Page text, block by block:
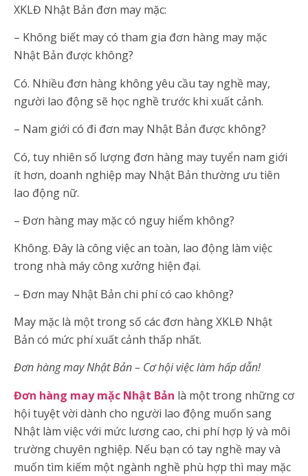
XKLĐ Nhật Bản đơn may mặc:
– Không biết may có tham gia đơn hàng may mặc
Nhật Bản được không?
Có. Nhiều đơn hàng không yêu cầu tay nghề may,
người lao động sẽ học nghề trước khi xuất cảnh.
– Nam giới có đi đơn may Nhật Bản được không?
Có, tuy nhiên số lượng đơn hàng may tuyển nam giới
ít hơn, doanh nghiệp may Nhật Bản thường ưu tiên
lao động nữ.
– Đơn hàng may mặc có nguy hiểm không?
Không. Đây là công việc an toàn, lao động làm việc
trong nhà máy công xưởng hiện đại.
– Đơn may Nhật Bản chi phí có cao không?
May mặc là một trong số các đơn hàng XKLĐ Nhật
Bản có mức phí xuất cảnh thấp nhất.
Đơn hàng may Nhật Bản – Cơ hội việc làm hấp dẫn!
Đơn hàng may mặc Nhật Bản là một trong những cơ
hội tuyệt vời dành cho người lao động muốn sang
Nhật làm việc với mức lương cao, chi phí hợp lý và môi
trường chuyên nghiệp. Nếu bạn có tay nghề may và
muốn tìm kiếm một ngành nghề phù hợp thì may mặc